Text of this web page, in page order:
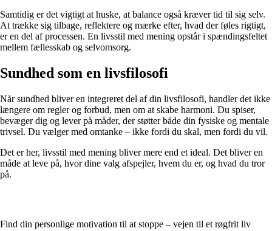
Samtidig er det vigtigt at huske, at balance også kræver tid til sig selv.
At trække sig tilbage, reflektere og mærke efter, hvad der føles rigtigt,
er en del af processen. En livsstil med mening opstår i spændingsfeltet
mellem fællesskab og selvomsorg.
Sundhed som en livsfilosofi
Når sundhed bliver en integreret del af din livsfilosofi, handler det ikke
længere om regler og forbud, men om at skabe harmoni. Du spiser,
bevæger dig og lever på måder, der støtter både din fysiske og mentale
trivsel. Du vælger med omtanke – ikke fordi du skal, men fordi du vil.
Det er her, livsstil med mening bliver mere end et ideal. Det bliver en
måde at leve på, hvor dine valg afspejler, hvem du er, og hvad du tror
på.
Find din personlige motivation til at stoppe – vejen til et røgfrit liv